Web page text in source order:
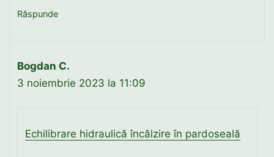
Răspunde
Bogdan C.
3 noiembrie 2023 la 11:09
Echilibrare hidraulică încălzire în pardoseală